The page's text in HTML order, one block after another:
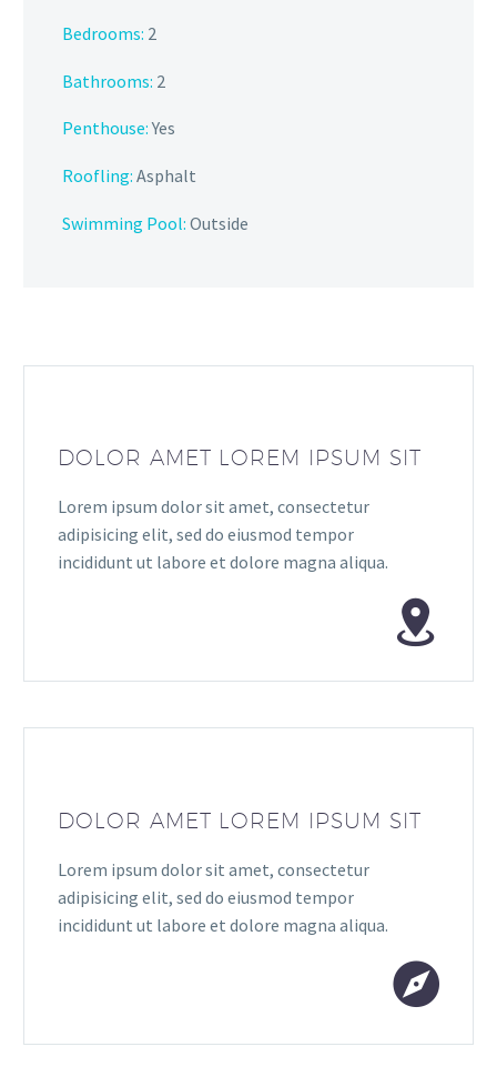
Bedrooms: 2
Bathrooms: 2
Penthouse:Yes
Roofling: Asphalt
Swimming Pool: Outside
DOLOR AMET LOREM IPSUM SIT
Lorem ipsum dolor sit amet, consectetur
adipisicing elit, sed do eiusmod tempor
incididunt ut labore et dolore magna aliqua.
DOLOR AMET LOREM IPSUM SIT
Lorem ipsum dolor sit amet, consectetur
adipisicing elit, sed do eiusmod tempor
incididunt ut labore et dolore magna aliqua.